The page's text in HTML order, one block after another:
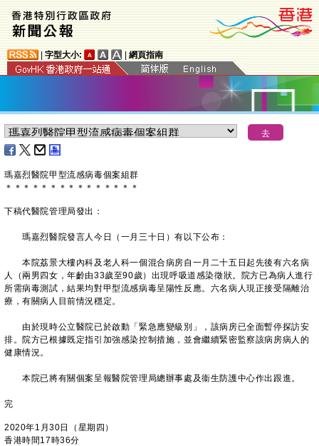
字型大小: 網頁指南
瑪嘉烈醫院甲型流感病毒個案組群
＊ ＊ ＊ ＊ ＊ ＊ ＊ ＊ ＊ ＊ ＊ ＊ ＊ ＊ ＊
下稿代醫院管理局發出：
瑪嘉烈醫院發言人今日（一月三十日）有以下公布：
本院荔景大樓內科及老人科一個混合病房自一月二十五日起先後有六名病
人（兩男四女，年齡由33歲至90歲）出現呼吸道感染徵狀。院方已為病人進行
所需病毒測試，結果均對甲型流感病毒呈陽性反應。六名病人現正接受隔離治
療，有關病人目前情況穩定。
由於現時公立醫院已於啟動「緊急應變級別」，該病房已全面暫停探訪安
排。院方已根據既定指引加強感染控制措施，並會繼續緊密監察該病房病人的
健康情況。
本院已將有關個案呈報醫院管理局總辦事處及衞生防護中心作出跟進。
完
2020年1月30日（星期四）
香港時間17時36分